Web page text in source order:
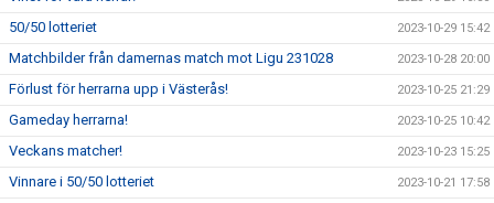
50/50 lotteriet 2023-10-29 15:42
Matchbilder från damernas match mot Ligu 231028 2023-10-28 20:00
Förlust för herrarna upp i Västerås! 2023-10-25 21:29
Gameday herrarna! 2023-10-25 10:42
Veckans matcher! 2023-10-23 15:25
Vinnare i 50/50 lotteriet 2023-10-21 17:58